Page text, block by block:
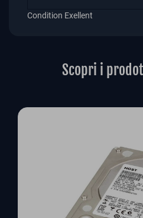
Condition Exellent
Scopri i